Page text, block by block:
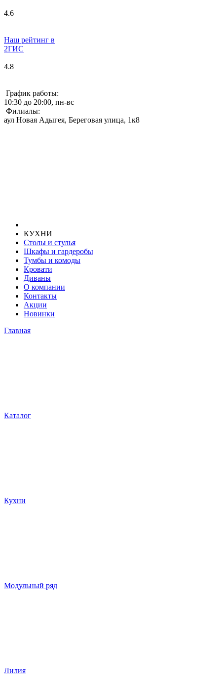
4.6
Наш рейтинг в
2ГИС
4.8
График работы:
10:30 до 20:00, пн-вс
Филиалы:
аул Новая Адыгея, Береговая улица, 1к8
КУХНИ
Столы и стулья
Шкафы и гардеробы
Тумбы и комоды
Кровати
Диваны
О компании
Контакты
Акции
Новинки
Главная
Каталог
Кухни
Модульный ряд
Лилия